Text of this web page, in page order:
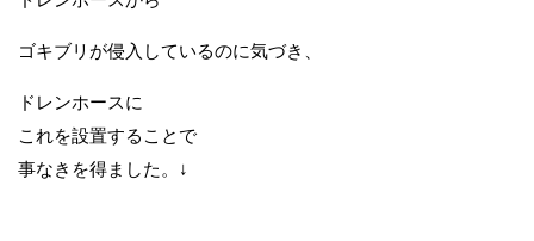
ゴキブリが侵入しているのに気づき、
ドレンホースに
これを設置することで
事なきを得ました。↓